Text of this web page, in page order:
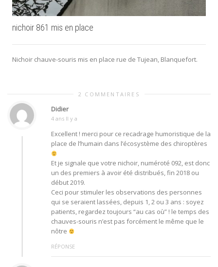
nichoir 861 mis en place
Nichoir chauve-souris mis en place rue de Tujean, Blanquefort.
2 COMMENTAIRES
Didier
4 ans Il y a
Excellent ! merci pour ce recadrage humoristique de la
place de l’humain dans l’écosystème des chiroptères
Et je signale que votre nichoir, numéroté 092, est donc
un des premiers à avoir été distribués, fin 2018 ou
début 2019.
Ceci pour stimuler les observations des personnes
qui se seraient lassées, depuis 1, 2 ou 3 ans : soyez
patients, regardez toujours “au cas où” ! le temps des
chauves-souris n’est pas forcément le même que le
nôtre
RÉPONSE